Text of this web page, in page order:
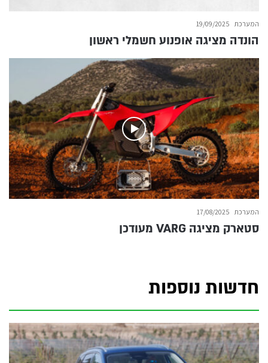
המערכת 19/09/2025
הונדה מציגה אופנוע חשמלי ראשון
המערכת 17/08/2025
סטארק מציגה VARG מעודכן
חדשות נוספות